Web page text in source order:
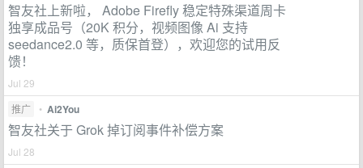
智友社上新啦， Adobe Firefly 稳定特殊渠道周卡
独享成品号（20K 积分，视频图像 Ai 支持
seedance2.0 等，质保首登），欢迎您的试用反
馈！
Jul 29
推广
• Ai2You
智友社关于 Grok 掉订阅事件补偿方案
Jul 28